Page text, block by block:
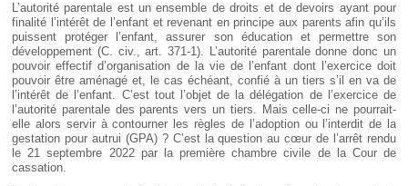
L’autorité parentale est un ensemble de droits et de devoirs ayant pour
finalité l’intérêt de l’enfant et revenant en principe aux parents afin qu’ils
puissent protéger l’enfant, assurer son éducation et permettre son
développement (C. civ., art. 371-1). L’autorité parentale donne donc un
pouvoir effectif d’organisation de la vie de l’enfant dont l’exercice doit
pouvoir être aménagé et, le cas échéant, confié à un tiers s’il en va de
l’intérêt de l’enfant. C’est tout l’objet de la délégation de l’exercice de
l’autorité parentale des parents vers un tiers. Mais celle-ci ne pourrait-
elle alors servir à contourner les règles de l’adoption ou l’interdit de la
gestation pour autrui (GPA) ? C’est la question au cœur de l’arrêt rendu
le 21 septembre 2022 par la première chambre civile de la Cour de
cassation.